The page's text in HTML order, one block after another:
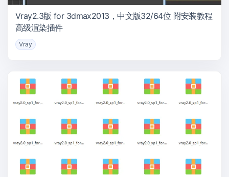
Vray2.3版 for 3dmax2013，中文版32/64位 附安装教程
高级渲染插件
Vray